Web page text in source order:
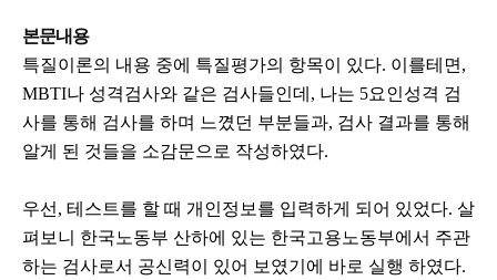
본문내용
특질이론의 내용 중에 특질평가의 항목이 있다. 이를테면,
MBTI나 성격검사와 같은 검사들인데, 나는 5요인성격 검
사를 통해 검사를 하며 느꼈던 부분들과, 검사 결과를 통해
알게 된 것들을 소감문으로 작성하였다.
우선, 테스트를 할 때 개인정보를 입력하게 되어 있었다. 살
펴보니 한국노동부 산하에 있는 한국고용노동부에서 주관
하는 검사로서 공신력이 있어 보였기에 바로 실행 하였다.